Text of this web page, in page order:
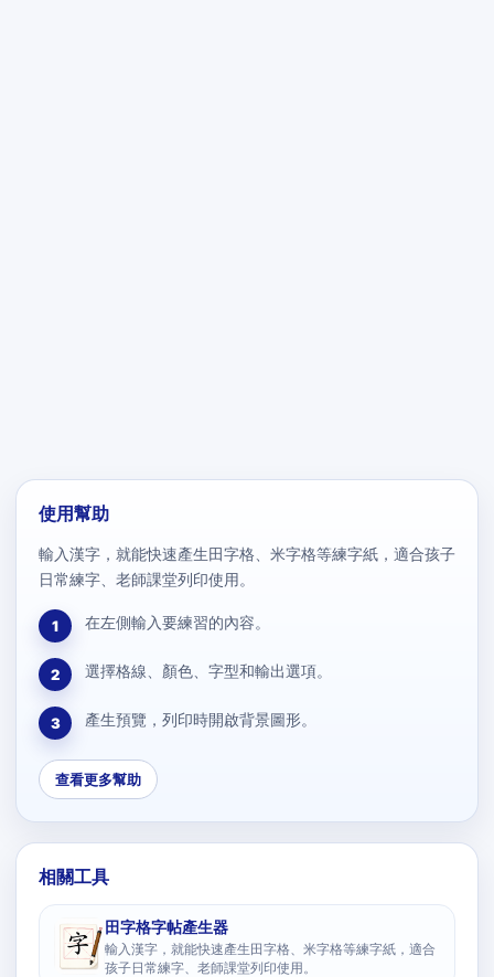
使用幫助
輸入漢字，就能快速產生田字格、米字格等練字紙，適合孩子
日常練字、老師課堂列印使用。
1 在左側輸入要練習的內容。
2 選擇格線、顏色、字型和輸出選項。
3 產生預覽，列印時開啟背景圖形。
查看更多幫助
相關工具
田字格字帖產生器
輸入漢字，就能快速產生田字格、米字格等練字紙，適合
孩子日常練字、老師課堂列印使用。